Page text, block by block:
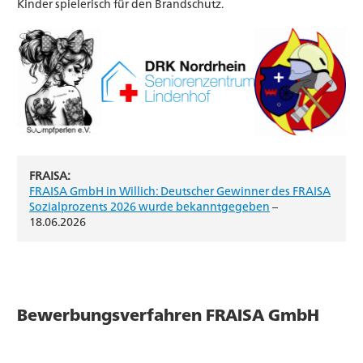
Kinder spielerisch für den Brandschutz.
FRAISA:
FRAISA GmbH in Willich: Deutscher Gewinner des FRAISA
Sozialprozents 2026 wurde bekanntgegeben –
18.06.2026
Bewerbungsverfahren FRAISA GmbH